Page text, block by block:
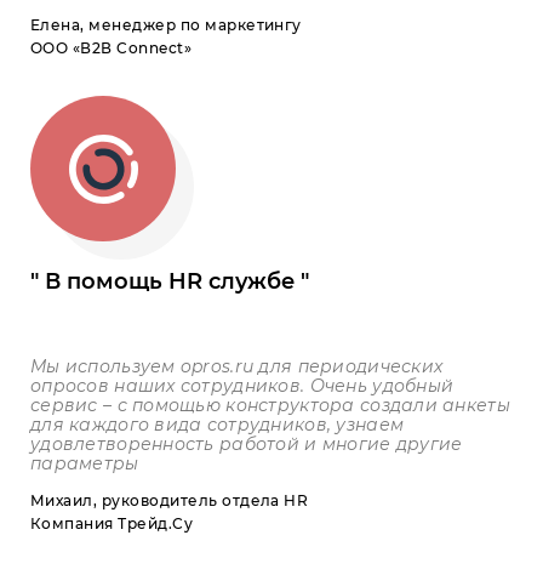
Елена, менеджер по маркетингу
ООО «В2В Connect»
В помощь HR службе
Мы используем opros.ruдля периодических
опросов наших сотрудников. Очень удобный
сервис – с помощью конструктора создали анкеты
для каждого вида сотрудников, узнаем
удовлетворенность работой и многие другие
параметры
Михаил, руководитель отдела HR
Компания Трейд.Су